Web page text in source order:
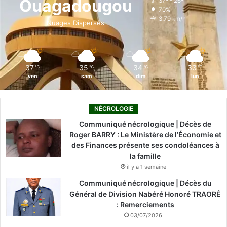
o
k
i
n
r
Ouagadougou
Nuages Dispersés
70%
3.79 km/h
37 ℃
ven
35 ℃
sam
34 ℃
dim
33 ℃
lun
NÉCROLOGIE
Communiqué nécrologique | Décès de
Roger BARRY : Le Ministère de l’Économie et
des Finances présente ses condoléances à
la famille
il y a 1 semaine
Communiqué nécrologique | Décès du
Général de Division Nabéré Honoré TRAORÉ
: Remerciements
03/07/2026